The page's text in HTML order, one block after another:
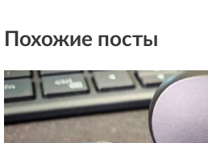
Похожие посты